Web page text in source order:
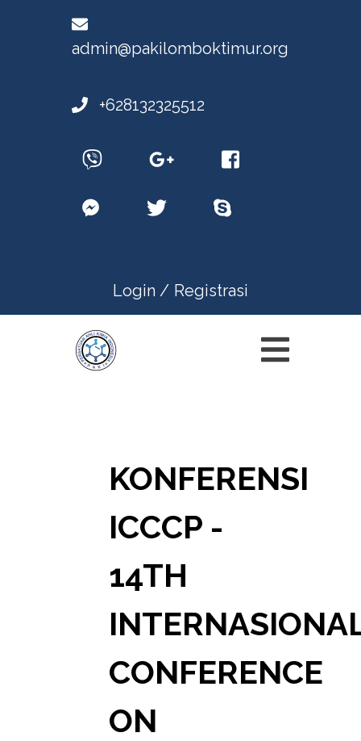
admin@pakilomboktimur.org
+628132325512
Login / Registrasi
KONFERENSI
ICCCP -
14TH
CONFERENCE
ON